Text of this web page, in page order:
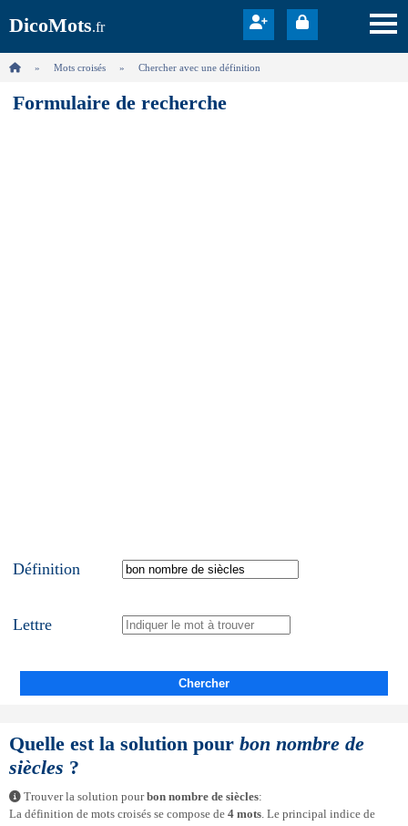
DicoMots.fr
Mots croisés Chercher avec une définition
Formulaire de recherche
Définition
Lettre
Chercher
Quelle est la solution pour bon nombre de
siècles ?
Trouver la solution pourbon nombre de siècles:
La définition de mots croisés se compose de 4 mots. Le principal indice de